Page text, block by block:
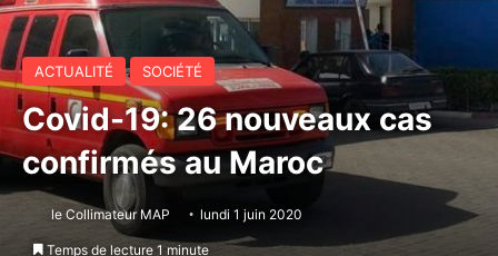
ACTUALITÉ SOCIÉTÉ
Covid-19: 26 nouveaux cas
confirmés au Maroc
le Collimateur MAP lundi 1 juin 2020
Temps de lecture 1 minute